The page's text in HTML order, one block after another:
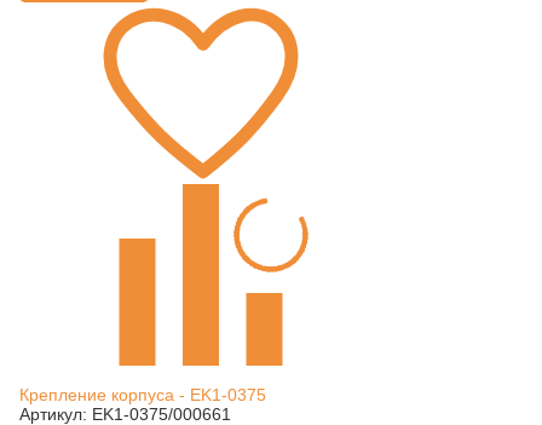
Крепление корпуса - EK1-0375
Артикул: EK1-0375/000661